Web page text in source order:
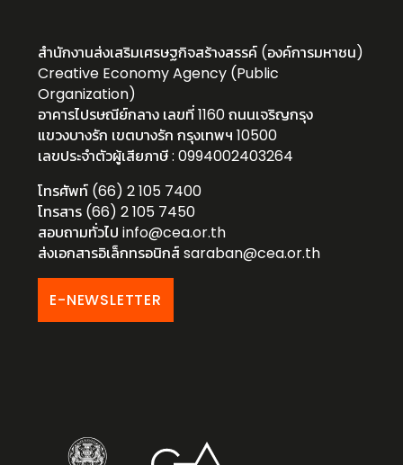
สำนักงานส่งเสริมเศรษฐกิจสร้างสรรค์ (องค์การมหาชน)
Creative Economy Agency (Public
Organization)
อาคารไปรษณีย์กลาง เลขที่ 1160 ถนนเจริญกรุง
แขวงบางรัก เขตบางรัก กรุงเทพฯ 10500
เลขประจำตัวผู้เสียภาษี : 0994002403264
โทรศัพท์ (66) 2 105 7400
โทรสาร (66) 2 105 7450
สอบถามทั่วไปinfo@cea.or.th
ส่งเอกสารอิเล็กทรอนิกส์saraban@cea.or.th
E-NEWSLETTER